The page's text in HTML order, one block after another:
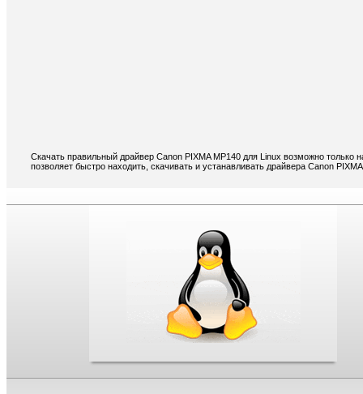
Скачать правильный драйвер Canon PIXMA MP140 для Linux возможно только
позволяет быстро находить, скачивать и устанавливать драйвера Canon